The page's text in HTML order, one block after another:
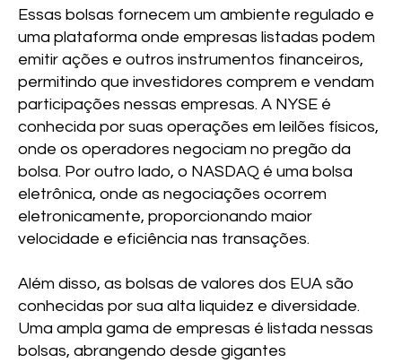
Essas bolsas fornecem um ambiente regulado e
uma plataforma onde empresas listadas podem
emitir ações e outros instrumentos financeiros,
permitindo que investidores comprem e vendam
participações nessas empresas. A NYSE é
conhecida por suas operações em leilões físicos,
onde os operadores negociam no pregão da
bolsa. Por outro lado, o NASDAQ é uma bolsa
eletrônica, onde as negociações ocorrem
eletronicamente, proporcionando maior
velocidade e eficiência nas transações.
Além disso, as bolsas de valores dos EUA são
conhecidas por sua alta liquidez e diversidade.
Uma ampla gama de empresas é listada nessas
bolsas, abrangendo desde gigantes